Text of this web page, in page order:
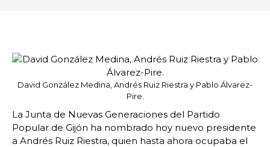
David González Medina, Andrés Ruiz Riestra y Pablo Álvarez-
Pire.
La Junta de Nuevas Generaciones del Partido
Popular de Gijón ha nombrado hoy nuevo presidente
a Andrés Ruiz Riestra, quien hasta ahora ocupaba el